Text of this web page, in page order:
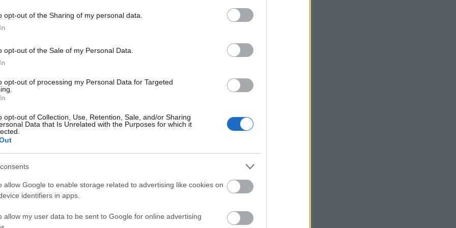
opt-out of the Sharing of my personal data.
opt-out of the Sale of my Personal Data.
opt-out of processing my Personal Data for Targeted
opt-out of Collection, Use, Retention, Sale, and/or Sharing
Data that Is Unrelated with the Purposes for which it
allow Google to enable storage related to advertising like cookies on
identifiers in apps.
allow my user data to be sent to Google for online advertising
(a Gyöngyösről 8:40-kor induló menetrend
körül a Kékes TE szervezésében
pihenés
indulása 14:30